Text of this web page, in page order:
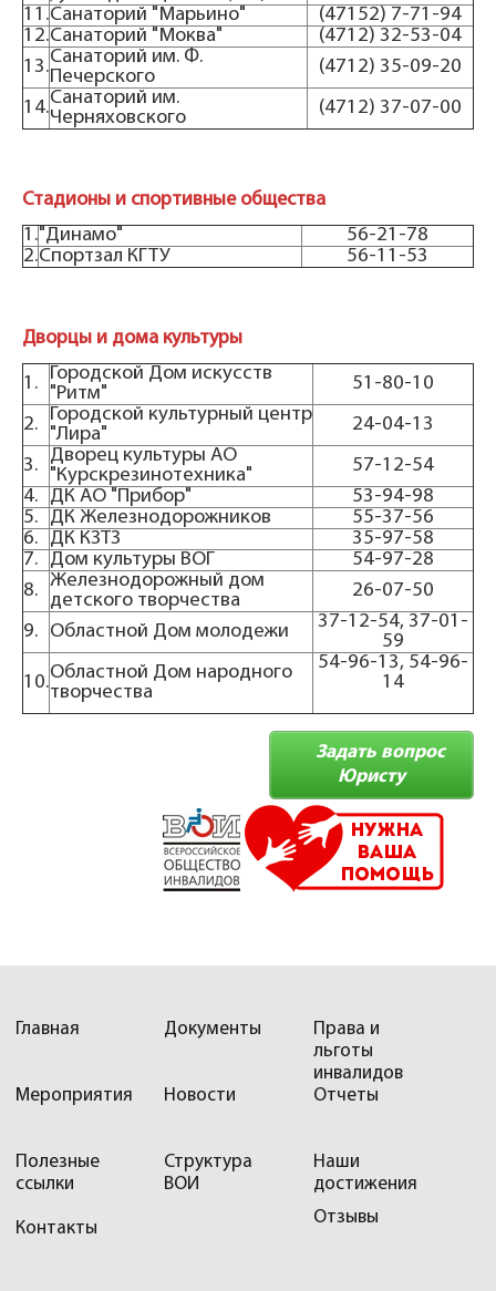
11.Санаторий "Марьино"
(47152) 7-71-94
12.Санаторий "Моква"
(4712) 32-53-04
13.Санаторий им. Ф.
Печерского
(4712) 35-09-20
14.Санаторий им.
Черняховского
(4712) 37-07-00
Стадионы и спортивные общества
1."Динамо"
56-21-78
2.Спортзал КГТУ 56-11-53
Дворцы и дома культуры
1.
Городской Дом искусств
"Ритм"
51-80-10
2.
Городской культурный центр
"Лира"
24-04-13
3.
Дворец культуры АО
"Курскрезинотехника"
57-12-54
4.
ДК АО "Прибор"
53-94-98
5.
ДК Железнодорожников
55-37-56
6.
ДК КЗТЗ
35-97-58
7.
Дом культуры ВОГ
54-97-28
8. Железнодорожный дом
детского творчества
26-07-50
9.
Областной Дом молодежи
37-12-54, 37-01-
59
10.Областной Дом народного
творчества
54-96-13, 54-96-
14
Задать вопрос
Юристу
Главная Документы
Права и
льготы
инвалидов
Мероприятия
Новости Отчеты
Полезные
ссылки
Структура
ВОИ
Наши
достижения
Отзывы
Контакты